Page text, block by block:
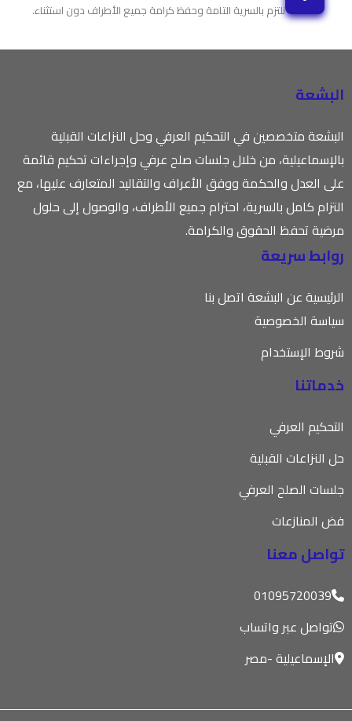
نلتزم بالسرية التامة وحفظ كرامة جميع الأطراف دون استثناء.
البشعة
البشعة متخصصين في التحكيم العرفي وحل النزاعات القبلية
بالإسماعيلية، من خلال جلسات صلح عرفي وإجراءات تحكيم قائمة
على العدل والحكمة ووفق الأعراف والتقاليد المتعارف عليها، مع
التزام كامل بالسرية، احترام جميع الأطراف، والوصول إلى حلول
مرضية تحفظ الحقوق والكرامة.
روابط سريعة
الرئيسيةعن البشعة اتصل بنا
سياسة الخصوصية
شروط الإستخدام
خدماتنا
التحكيم العرفي
حل النزاعات القبلية
جلسات الصلح العرفي
فض المنازعات
تواصل معنا
01095720039
تواصل عبر واتساب
الإسماعيلية -مصر